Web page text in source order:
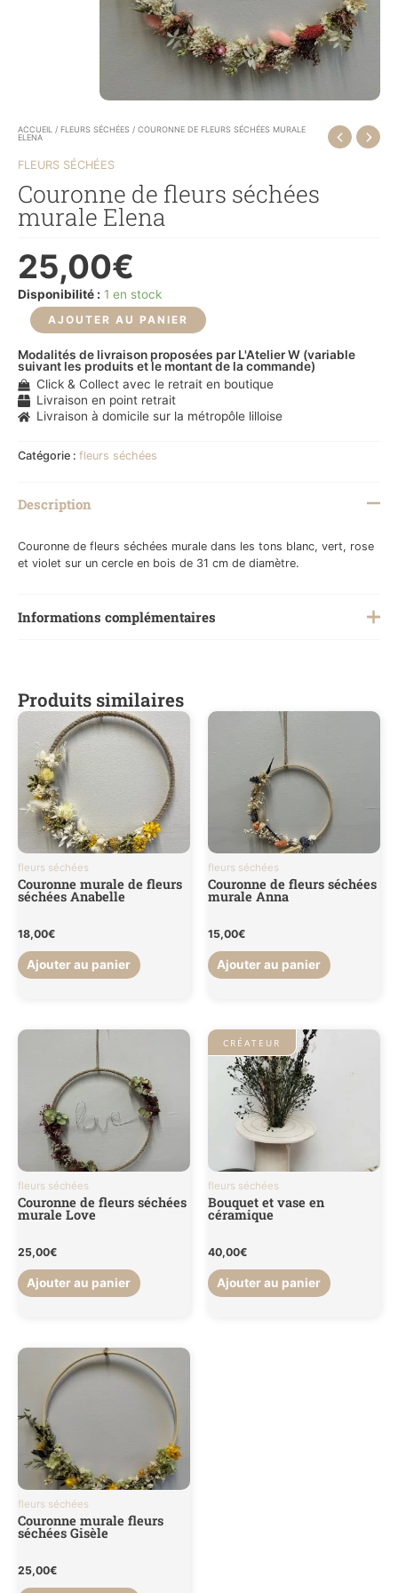
ACCUEIL / FLEURS SÉCHÉES / COURONNE DE FLEURS SÉCHÉES MURALE
ELENA
FLEURS SÉCHÉES
Couronne de fleurs séchées
murale Elena
25,00€
Disponibilité : 1 en stock
AJOUTER AU PANIER
Modalités de livraison proposées par L'Atelier W (variable
suivant les produits et le montant de la commande)
Click & Collect avec le retrait en boutique
Livraison en point retrait
Livraison à domicile sur la métropôle lilloise
Catégorie : fleurs séchées
Description
Couronne de fleurs séchées murale dans les tons blanc, vert, rose
et violet sur un cercle en bois de 31 cm de diamètre.
Informations complémentaires
Produits similaires
fleurs séchées
Couronne murale de fleurs
séchées Anabelle
18,00€
Ajouter au panier
fleurs séchées
Couronne de fleurs séchées
murale Anna
15,00€
Ajouter au panier
fleurs séchées
Couronne de fleurs séchées
murale Love
25,00€
Ajouter au panier
CRÉATEUR
fleurs séchées
Bouquet et vase en
céramique
40,00€
Ajouter au panier
fleurs séchées
Couronne murale fleurs
séchées Gisèle
25,00€